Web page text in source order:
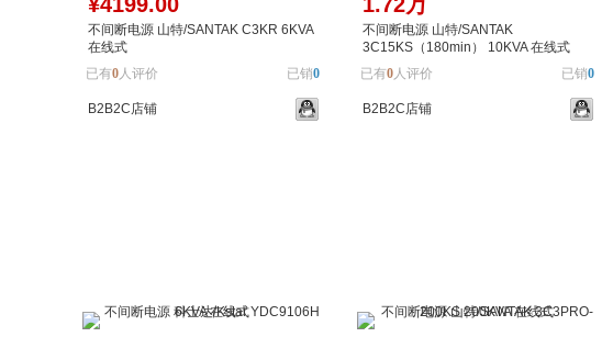
不间断电源 山特/SANTAK C3KR 6KVA
在线式
已有0人评价 已销0
B2B2C店铺
不间断电源 山特/SANTAK
3C15KS（180min） 10KVA 在线式
已有0人评价 已销0
B2B2C店铺